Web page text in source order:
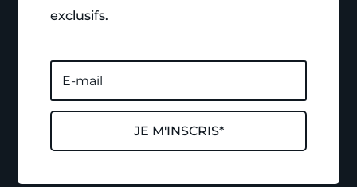
exclusifs.
JE M'INSCRIS*